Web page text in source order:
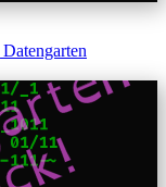
Datengarten